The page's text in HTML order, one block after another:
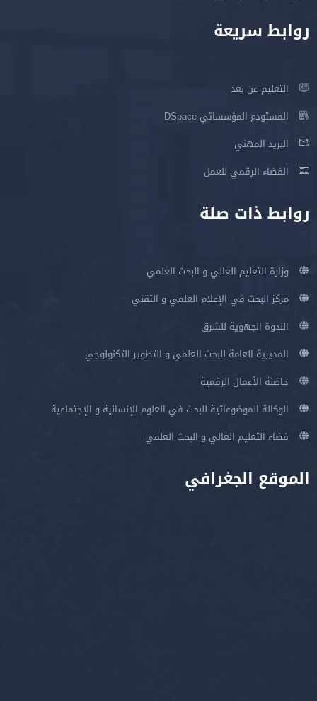
روابط سريعة
التعليم عن بعد
المستودع المؤسساتي DSpace
البريد المهني
الفضاء الرقمي للعمل
روابط ذات صلة
وزارة التعليم العالي و البحث العلمي
مركز البحث في الإعلام العلمي و التقني
الندوة الجهوية للشرق
المديرية العامة للبحث العلمي و التطوير التكنولوجي
حاضنة الأعمال الرقمية
الوكالة الموضوعاتية للبحث في العلوم الإنسانية و الإجتماعية
فضاء التعليم العالي و البحث العلمي
الموقع الجغرافي